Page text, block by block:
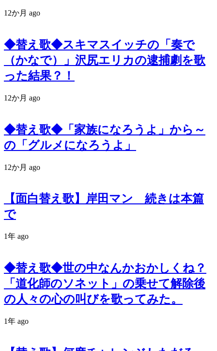
12か月 ago
◆替え歌◆スキマスイッチの「奏で
（かなで）」沢尻エリカの逮捕劇を歌
った結果？！
12か月 ago
◆替え歌◆「家族になろうよ」から～
の「グルメになろうよ」
12か月 ago
【面白替え歌】岸田マン 続きは本篇
で
1年 ago
◆替え歌◆世の中なんかおかしくね？
「道化師のソネット」の乗せて解除後
の人々の心の叫びを歌ってみた。
1年 ago